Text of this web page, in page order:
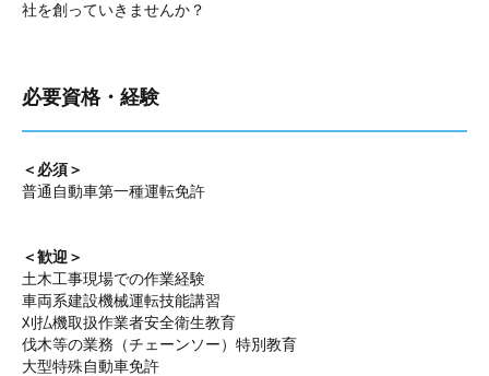
社を創っていきませんか？
必要資格・経験
＜必須＞
普通自動車第一種運転免許
＜歓迎＞
土木工事現場での作業経験
車両系建設機械運転技能講習
刈払機取扱作業者安全衛生教育
伐木等の業務（チェーンソー）特別教育
大型特殊自動車免許